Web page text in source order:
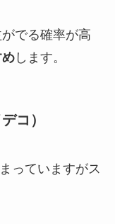
でる確率が高
します。
コ）
っていますがス